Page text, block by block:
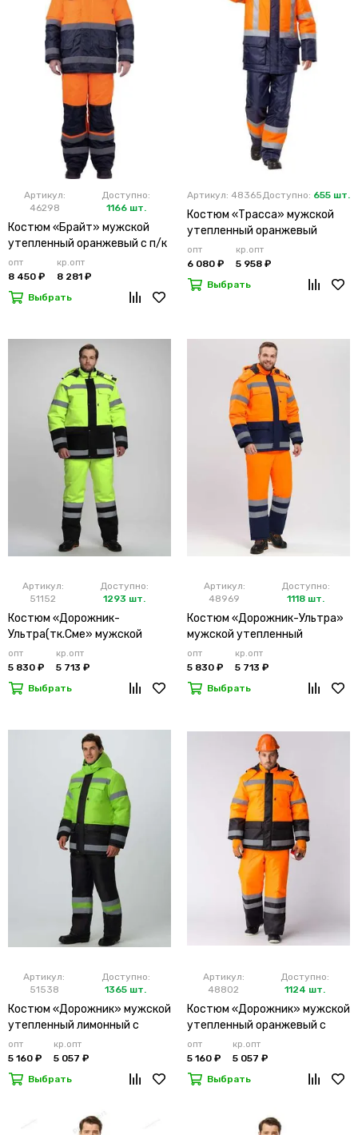
Артикул:
46298
Доступно:
1166 шт.
Костюм «Брайт» мужской
утепленный оранжевый с п/к
опт
8 450 ₽
кр.опт
8 281 ₽
Выбрать
Артикул: 48365Доступно: 655 шт.
Костюм «Трасса» мужской
утепленный оранжевый
опт
6 080 ₽
кр.опт
5 958 ₽
Выбрать
Артикул:
51152
Доступно:
1293 шт.
Костюм «Дорожник-
Ультра(тк.Сме» мужской
утепленный лимонный
опт
5 830 ₽
кр.опт
5 713 ₽
Выбрать
Артикул:
48969
Доступно:
1118 шт.
Костюм «Дорожник-Ультра»
мужской утепленный
оранжевый
опт
5 830 ₽
кр.опт
5 713 ₽
Выбрать
Артикул:
51538
Доступно:
1365 шт.
Костюм «Дорожник» мужской
утепленный лимонный с
брюками
опт
5 160 ₽
кр.опт
5 057 ₽
Выбрать
Артикул:
48802
Доступно:
1124 шт.
Костюм «Дорожник» мужской
утепленный оранжевый с
брюками
опт
5 160 ₽
кр.опт
5 057 ₽
Выбрать